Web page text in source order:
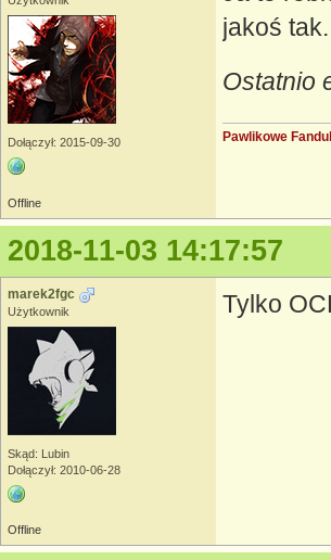
Dołączył: 2015-09-30
jakoś tak.
Ostatnio
Pawlikowe
Offline
2018-11-03 14:17:57
marek2fgc
Użytkownik
Skąd: Lubin
Dołączył: 2010-06-28
Tylko
Offline